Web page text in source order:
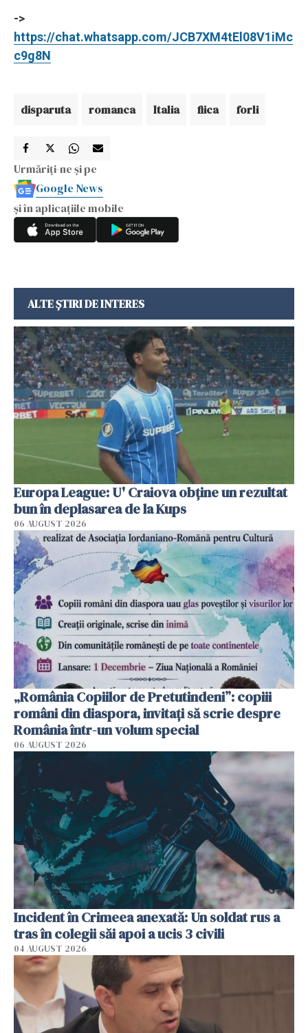
->
https://chat.whatsapp.com/JCB7XM4tEl08V1iMc
c9g8N
disparuta romanca Italia fiica forli
Urmăriți-ne și pe
Google News
și în aplicațiile mobile
ALTE ȘTIRI DE INTERES
Europa League: U' Craiova obține un rezultat
bun în deplasarea de la Kups
06 AUGUST 2026
„România Copiilor de Pretutindeni”: copiii
români din diaspora, invitați să scrie despre
România într-un volum special
06 AUGUST 2026
Incident în Crimeea anexată: Un soldat rus a
tras în colegii săi apoi a ucis 3 civili
04 AUGUST 2026